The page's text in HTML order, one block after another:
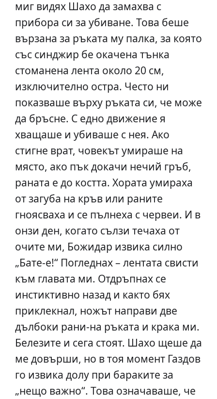
миг видях Шахо да замахва с
прибора си за убиване. Това беше
вързана за ръката му палка, за която
със синджир бе окачена тънка
стоманена лента около 20 см,
изключително остра. Често ни
показваше върху ръката си, че може
да бръсне. С едно движение я
хващаше и убиваше с нея. Ако
стигне врат, човекът умираше на
място, ако пък докачи нечий гръб,
раната е до костта. Хората умираха
от загуба на кръв или раните
гноясваха и се пълнеха с червеи. И в
онзи ден, когато сълзи течаха от
очите ми, Божидар извика силно
„Бате-е!“ Погледнах – лентата свисти
към главата ми. Отдръпнах се
инстиктивно назад и както бях
приклекнал, ножът направи две
дълбоки рани-на ръката и крака ми.
Белезите и сега стоят. Шахо щеше да
ме довърши, но в тоя момент Газдов
го извика долу при бараките за
„нещо важно“. Това означаваше, че